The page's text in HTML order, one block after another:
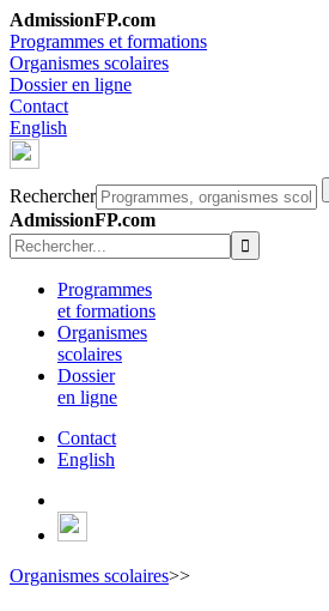
AdmissionFP.com
Programmes et formations
Organismes scolaires
Dossier en ligne
Contact
English
Rechercher
AdmissionFP.com
Programmes
et formations
Organismes
scolaires
Dossier
en ligne
Contact
English
Organismes scolaires>>